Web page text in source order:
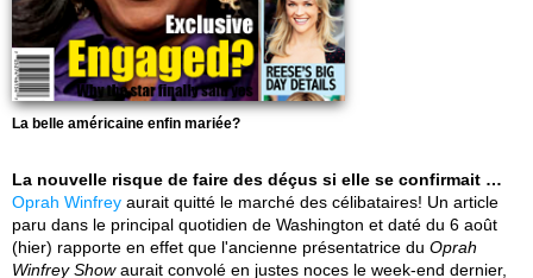
La belle américaine enfin mariée?
La nouvelle risque de faire des déçus si elle se confirmait …
Oprah Winfrey aurait quitté le marché des célibataires! Un article
paru dans le principal quotidien de Washington et daté du 6 août
(hier) rapporte en effet que l'ancienne présentatrice du Oprah
Winfrey Showaurait convolé en justes noces le week-end dernier,